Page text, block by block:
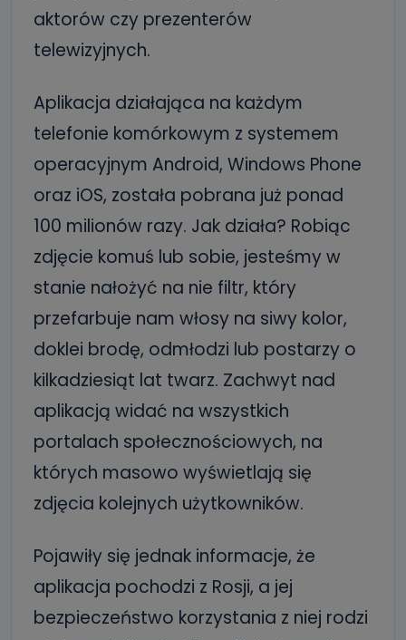
aktorów czy prezenterów
telewizyjnych.
Aplikacja działająca na każdym
telefonie komórkowym z systemem
operacyjnym Android, Windows Phone
oraz iOS, została pobrana już ponad
100 milionów razy. Jak działa? Robiąc
zdjęcie komuś lub sobie, jesteśmy w
stanie nałożyć na nie filtr, który
przefarbuje nam włosy na siwy kolor,
doklei brodę, odmłodzi lub postarzy o
kilkadziesiąt lat twarz. Zachwyt nad
aplikacją widać na wszystkich
portalach społecznościowych, na
których masowo wyświetlają się
zdjęcia kolejnych użytkowników.
Pojawiły się jednak informacje, że
aplikacja pochodzi z Rosji, a jej
bezpieczeństwo korzystania z niej rodzi